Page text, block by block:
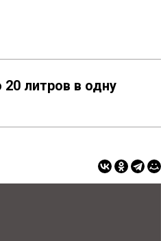
литров в одну